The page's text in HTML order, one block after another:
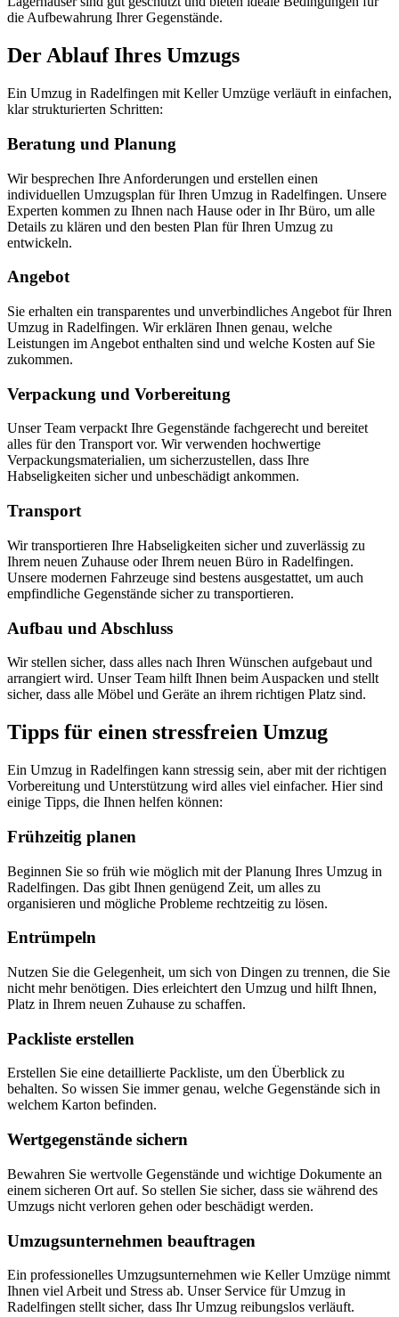
die Aufbewahrung Ihrer Gegenstände.
Der Ablauf Ihres Umzugs
Ein Umzug in Radelfingen mit Keller Umzüge verläuft in einfachen,
klar strukturierten Schritten:
Beratung und Planung
Wir besprechen Ihre Anforderungen und erstellen einen
individuellen Umzugsplan für Ihren Umzug in Radelfingen. Unsere
Experten kommen zu Ihnen nach Hause oder in Ihr Büro, um alle
Details zu klären und den besten Plan für Ihren Umzug zu
entwickeln.
Angebot
Sie erhalten ein transparentes und unverbindliches Angebot für Ihren
Umzug in Radelfingen. Wir erklären Ihnen genau, welche
Leistungen im Angebot enthalten sind und welche Kosten auf Sie
zukommen.
Verpackung und Vorbereitung
Unser Team verpackt Ihre Gegenstände fachgerecht und bereitet
alles für den Transport vor. Wir verwenden hochwertige
Verpackungsmaterialien, um sicherzustellen, dass Ihre
Habseligkeiten sicher und unbeschädigt ankommen.
Transport
Wir transportieren Ihre Habseligkeiten sicher und zuverlässig zu
Ihrem neuen Zuhause oder Ihrem neuen Büro in Radelfingen.
Unsere modernen Fahrzeuge sind bestens ausgestattet, um auch
empfindliche Gegenstände sicher zu transportieren.
Aufbau und Abschluss
Wir stellen sicher, dass alles nach Ihren Wünschen aufgebaut und
arrangiert wird. Unser Team hilft Ihnen beim Auspacken und stellt
sicher, dass alle Möbel und Geräte an ihrem richtigen Platz sind.
Tipps für einen stressfreien Umzug
Ein Umzug in Radelfingen kann stressig sein, aber mit der richtigen
Vorbereitung und Unterstützung wird alles viel einfacher. Hier sind
einige Tipps, die Ihnen helfen können:
Frühzeitig planen
Beginnen Sie so früh wie möglich mit der Planung Ihres Umzug in
Radelfingen. Das gibt Ihnen genügend Zeit, um alles zu
organisieren und mögliche Probleme rechtzeitig zu lösen.
Entrümpeln
Nutzen Sie die Gelegenheit, um sich von Dingen zu trennen, die Sie
nicht mehr benötigen. Dies erleichtert den Umzug und hilft Ihnen,
Platz in Ihrem neuen Zuhause zu schaffen.
Packliste erstellen
Erstellen Sie eine detaillierte Packliste, um den Überblick zu
behalten. So wissen Sie immer genau, welche Gegenstände sich in
welchem Karton befinden.
Wertgegenstände sichern
Bewahren Sie wertvolle Gegenstände und wichtige Dokumente an
einem sicheren Ort auf. So stellen Sie sicher, dass sie während des
Umzugs nicht verloren gehen oder beschädigt werden.
Umzugsunternehmen beauftragen
Ein professionelles Umzugsunternehmen wie Keller Umzüge nimmt
Ihnen viel Arbeit und Stress ab. Unser Service für Umzug in
Radelfingen stellt sicher, dass Ihr Umzug reibungslos verläuft.